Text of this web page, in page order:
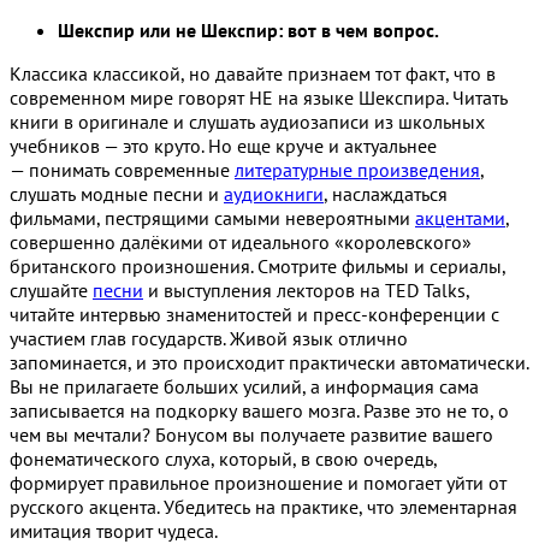
Шекспир или не Шекспир: вот в чем вопрос.
Классика классикой, но давайте признаем тот факт, что в
современном мире говорят НЕ на языке Шекспира. Читать
книги в оригинале и слушать аудиозаписи из школьных
учебников — это круто. Но еще круче и актуальнее
— понимать современные литературные произведения,
слушать модные песни и аудиокниги, наслаждаться
фильмами, пестрящими самыми невероятными акцентами,
совершенно далёкими от идеального «королевского»
британского произношения. Смотрите фильмы и сериалы,
слушайте песни и выступления лекторов на TED Talks,
читайте интервью знаменитостей и пресс-конференции с
участием глав государств. Живой язык отлично
запоминается, и это происходит практически автоматически.
Вы не прилагаете больших усилий, а информация сама
записывается на подкорку вашего мозга. Разве это не то, о
чем вы мечтали? Бонусом вы получаете развитие вашего
фонематического слуха, который, в свою очередь,
формирует правильное произношение и помогает уйти от
русского акцента. Убедитесь на практике, что элементарная
имитация творит чудеса.